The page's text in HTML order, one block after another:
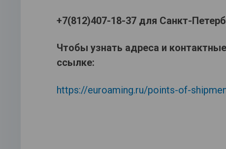
+7(812)407-18-37 для Санкт-
Чтобы узнать адреса и
ссылке:
https://euroaming.ru/points-of-